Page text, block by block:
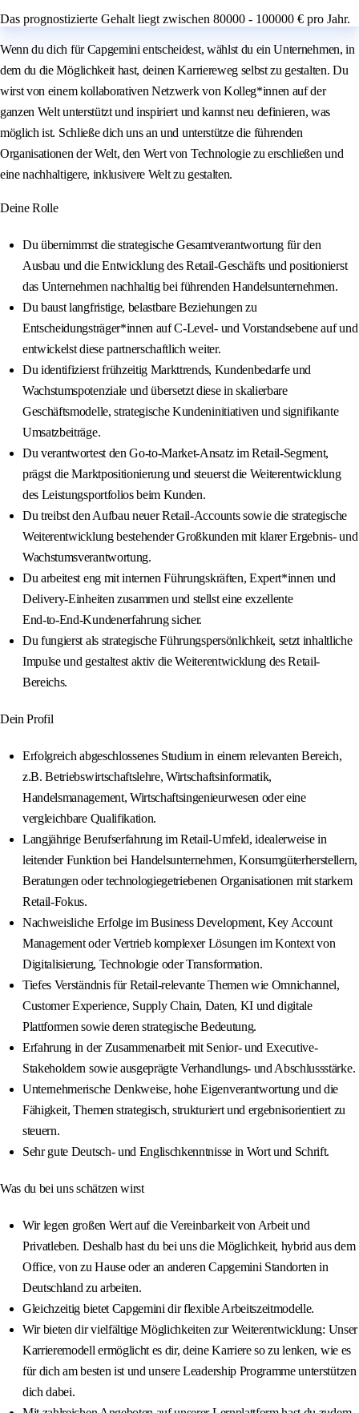
Das prognostizierte Gehalt liegt zwischen 80000 - 100000 € pro Jahr.
Wenn du dich für Capgemini entscheidest, wählst du ein Unternehmen, in
dem du die Möglichkeit hast, deinen Karriereweg selbst zu gestalten. Du
wirst von einem kollaborativen Netzwerk von Kolleg*innen auf der
ganzen Welt unterstützt und inspiriert und kannst neu definieren, was
möglich ist. Schließe dich uns an und unterstütze die führenden
Organisationen der Welt, den Wert von Technologie zu erschließen und
eine nachhaltigere, inklusivere Welt zu gestalten.
Deine Rolle
Du übernimmst die strategische Gesamtverantwortung für den
Ausbau und die Entwicklung des Retail-Geschäfts und positionierst
das Unternehmen nachhaltig bei führenden Handelsunternehmen.
Du baust langfristige, belastbare Beziehungen zu
Entscheidungsträger*innen auf C‑Level- und Vorstandsebene auf und
entwickelst diese partnerschaftlich weiter.
Du identifizierst frühzeitig Markttrends, Kundenbedarfe und
Wachstumspotenziale und übersetzt diese in skalierbare
Geschäftsmodelle, strategische Kundeninitiativen und signifikante
Umsatzbeiträge.
Du verantwortest den Go‑to‑Market‑Ansatz im Retail-Segment,
prägst die Marktpositionierung und steuerst die Weiterentwicklung
des Leistungsportfolios beim Kunden.
Du treibst den Aufbau neuer Retail-Accounts sowie die strategische
Weiterentwicklung bestehender Großkunden mit klarer Ergebnis‑ und
Wachstumsverantwortung.
Du arbeitest eng mit internen Führungskräften, Expert*innen und
Delivery-Einheiten zusammen und stellst eine exzellente
End‑to‑End‑Kundenerfahrung sicher.
Du fungierst als strategische Führungspersönlichkeit, setzt inhaltliche
Impulse und gestaltest aktiv die Weiterentwicklung des Retail-
Bereichs.
Dein Profil
Erfolgreich abgeschlossenes Studium in einem relevanten Bereich,
z.B. Betriebswirtschaftslehre, Wirtschaftsinformatik,
Handelsmanagement, Wirtschaftsingenieurwesen oder eine
vergleichbare Qualifikation.
Langjährige Berufserfahrung im Retail-Umfeld, idealerweise in
leitender Funktion bei Handelsunternehmen, Konsumgüterherstellern,
Beratungen oder technologiegetriebenen Organisationen mit starkem
Retail-Fokus.
Nachweisliche Erfolge im Business Development, Key Account
Management oder Vertrieb komplexer Lösungen im Kontext von
Digitalisierung, Technologie oder Transformation.
Tiefes Verständnis für Retail-relevante Themen wie Omnichannel,
Customer Experience, Supply Chain, Daten, KI und digitale
Plattformen sowie deren strategische Bedeutung.
Erfahrung in der Zusammenarbeit mit Senior- und Executive-
Stakeholdern sowie ausgeprägte Verhandlungs- und Abschlussstärke.
Unternehmerische Denkweise, hohe Eigenverantwortung und die
Fähigkeit, Themen strategisch, strukturiert und ergebnisorientiert zu
steuern.
Sehr gute Deutsch- und Englischkenntnisse in Wort und Schrift.
Was du bei uns schätzen wirst
Wir legen großen Wert auf die Vereinbarkeit von Arbeit und
Privatleben. Deshalb hast du bei uns die Möglichkeit, hybrid aus dem
Office, von zu Hause oder an anderen Capgemini Standorten in
Deutschland zu arbeiten.
Gleichzeitig bietet Capgemini dir flexible Arbeitszeitmodelle.
Wir bieten dir vielfältige Möglichkeiten zur Weiterentwicklung: Unser
Karrieremodell ermöglicht es dir, deine Karriere so zu lenken, wie es
für dich am besten ist und unsere Leadership Programme unterstützen
dich dabei.